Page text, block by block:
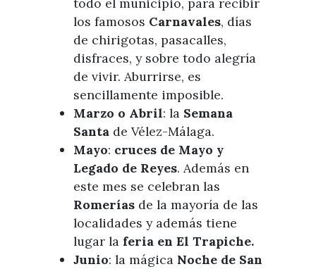
todo el municipio, para recibir
los famosos Carnavales, días
de chirigotas, pasacalles,
disfraces, y sobre todo alegría
de vivir. Aburrirse, es
sencillamente imposible.
Marzo o Abril: la Semana
Santa de Vélez-Málaga.
Mayo: cruces de Mayo y
Legado de Reyes. Además en
este mes se celebran las
Romerías de la mayoría de las
localidades y además tiene
lugar la feria en El Trapiche.
Junio: la mágica Noche de San